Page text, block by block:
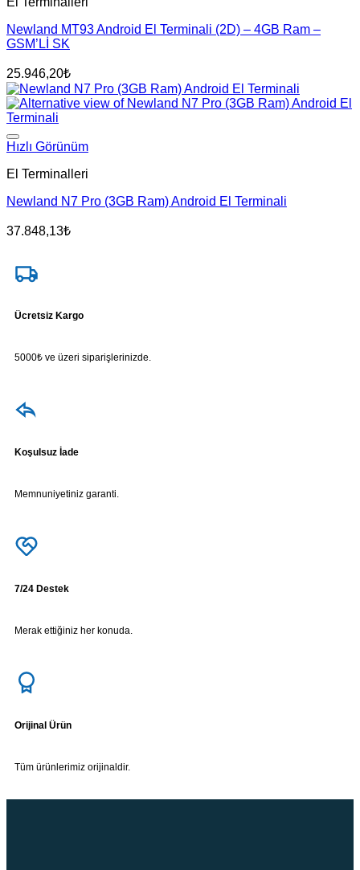
Newland MT93 Android El Terminali (2D) – 4GB Ram –
GSM’Lİ SK
25.946,20₺
Hızlı Görünüm
El Terminalleri
Newland N7 Pro (3GB Ram) Android El Terminali
37.848,13₺
Ücretsiz Kargo
5000₺ ve üzeri siparişlerinizde.
Koşulsuz İade
Memnuniyetiniz garanti.
7/24 Destek
Merak ettiğiniz her konuda.
Orijinal Ürün
Tüm ürünlerimiz orijinaldir.